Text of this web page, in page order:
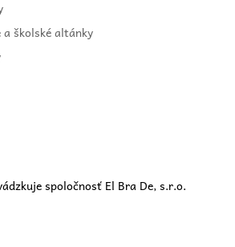
a školské altánky
spoločnosť El Bra De, s.r.o.